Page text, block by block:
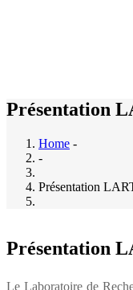
Présentation
Home -
-
Présentation
Présentation
Le Laboratoire de